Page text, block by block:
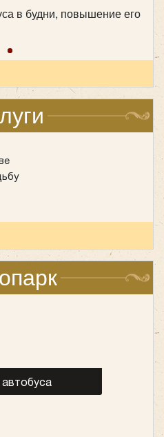
в будни, повышение его
автобуса
1700 руб/час
Transit
907 (люкс)